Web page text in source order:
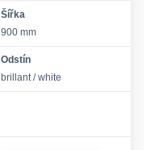
Šířka
900 mm
Odstín
brillant / white